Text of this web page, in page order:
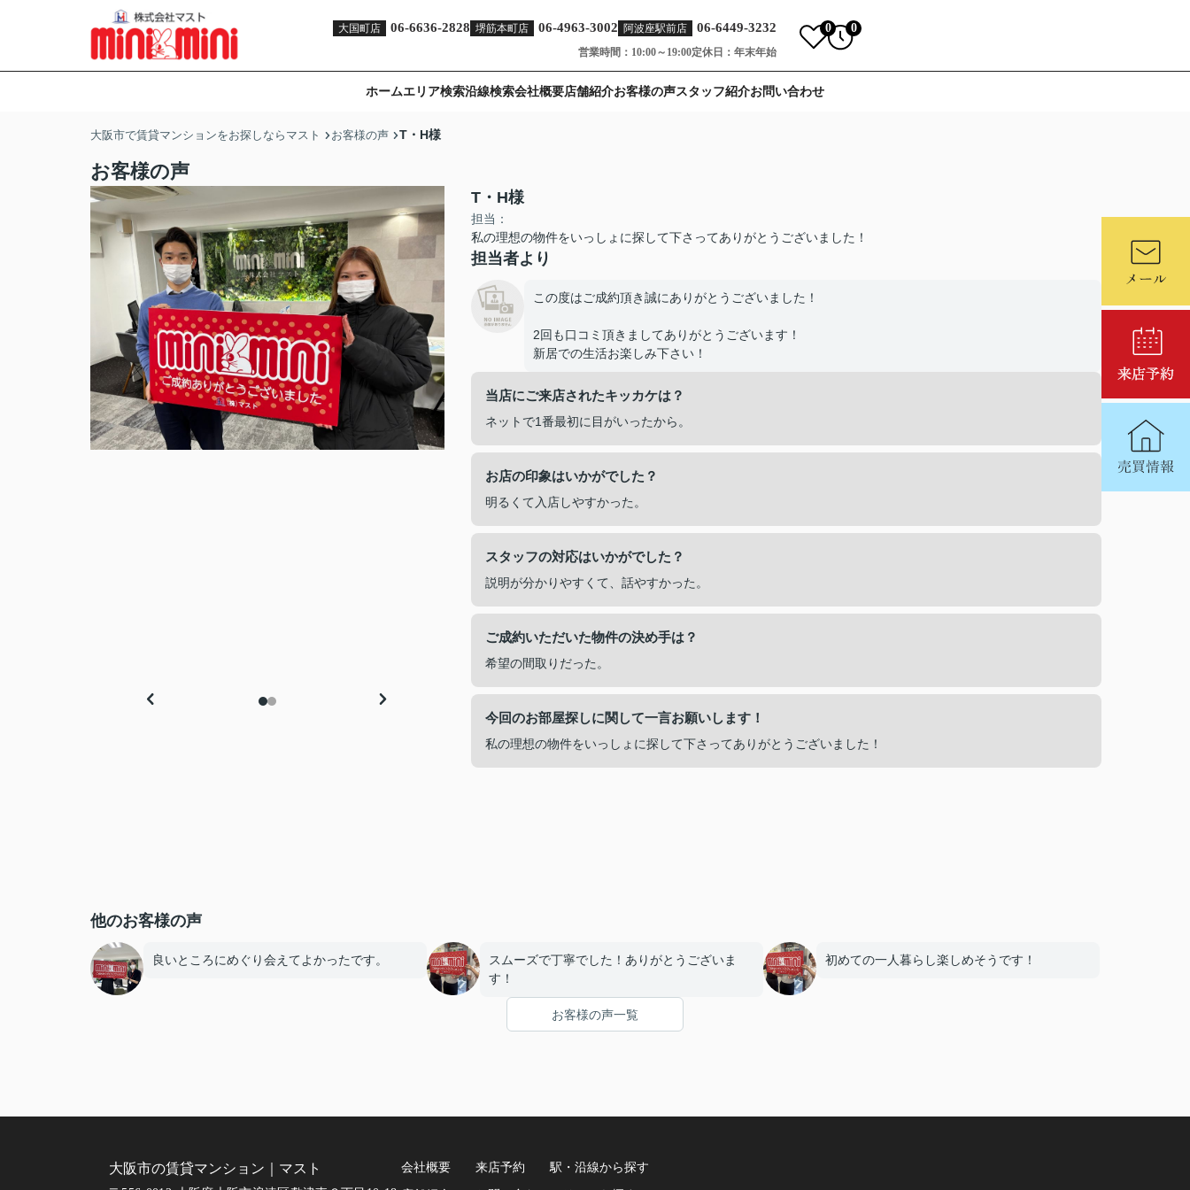
大国町店 06-6636-2828 堺筋本町店 06-4963-3002 阿波座駅前店 06-6449-3232
営業時間：10:00～19:00定休日：年末年始
0 0
ホームエリア検索沿線検索会社概要店舗紹介お客様の声スタッフ紹介お問い合わせ
大阪市で賃貸マンションをお探しならマスト お客様の声 T・H様
お客様の声
T・H様
担当：
私の理想の物件をいっしょに探して下さってありがとうございました！
担当者より
この度はご成約頂き誠にありがとうございました！
2回も口コミ頂きましてありがとうございます！
新居での生活お楽しみ下さい！
当店にご来店されたキッカケは？
ネットで1番最初に目がいったから。
お店の印象はいかがでした？
明るくて入店しやすかった。
スタッフの対応はいかがでした？
説明が分かりやすくて、話やすかった。
ご成約いただいた物件の決め手は？
希望の間取りだった。
今回のお部屋探しに関して一言お願いします！
私の理想の物件をいっしょに探して下さってありがとうございました！
他のお客様の声
良いところにめぐり会えてよかったです。
スムーズで丁寧でした！ありがとうございま
す！
初めての一人暮らし楽しめそうです！
お客様の声一覧
大阪市の賃貸マンション｜マスト 会社概要 来店予約 駅・沿線から探す